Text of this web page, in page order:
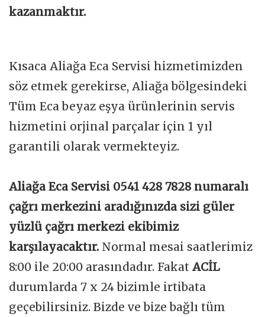
kazanmaktır.
Kısaca Aliağa Eca Servisi hizmetimizden
söz etmek gerekirse, Aliağa bölgesindeki
Tüm Eca beyaz eşya ürünlerinin servis
hizmetini orjinal parçalar için 1 yıl
garantili olarak vermekteyiz.
Aliağa Eca Servisi 0541 428 7828 numaralı
çağrı merkezini aradığınızda sizi güler
yüzlü çağrı merkezi ekibimiz
karşılayacaktır. Normal mesai saatlerimiz
8:00 ile 20:00 arasındadır. Fakat ACİL
durumlarda 7 x 24 bizimle irtibata
geçebilirsiniz. Bizde ve bize bağlı tüm